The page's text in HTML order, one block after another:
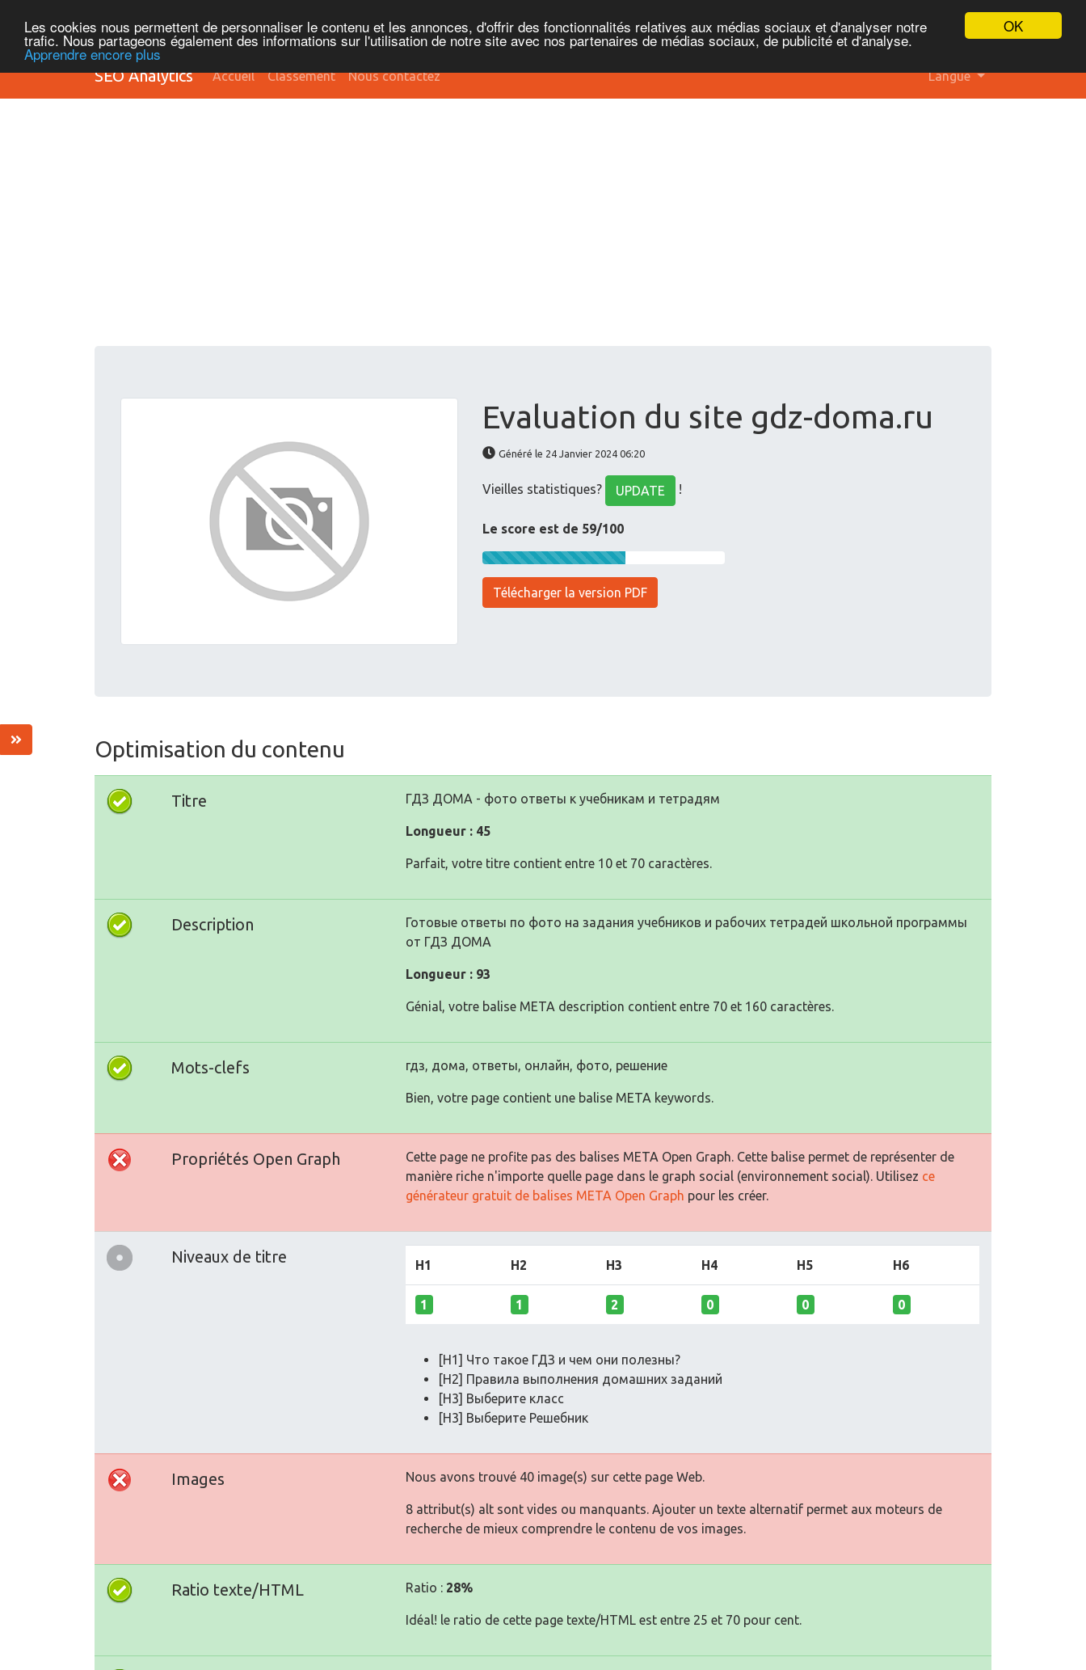
OK
Les cookies nous permettent de personnaliser le contenu et les annonces, d'offrir des fonctionnalités relatives aux médias sociaux et d'analyser notre
trafic. Nous partageons également des informations sur l'utilisation de notre site avec nos partenaires de médias sociaux, de publicité et d'analyse.
Apprendre encore plus
SEO Analytics Accueil Classement Nous contactez Langue
Evaluation du site gdz-doma.ru
Généré le 24 Janvier 2024 06:20
Vieilles statistiques? UPDATE !
Le score est de 59/100
Télécharger la version PDF
Optimisation du contenu
Titre ГДЗ ДОМА - фото ответы к учебникам и тетрадям
Longueur : 45
Parfait, votre titre contient entre 10 et 70 caractères.
Description
Готовые ответы по фото на задания учебников и рабочих тетрадей школьной программы
от ГДЗ ДОМА
Longueur : 93
Génial, votre balise META description contient entre 70 et 160 caractères.
Mots-clefs гдз, дома, ответы, онлайн, фото, решение
Bien, votre page contient une balise META keywords.
Propriétés Open Graph
Cette page ne profite pas des balises META Open Graph. Cette balise permet de représenter de
manière riche n'importe quelle page dans le graph social (environnement social). Utilisez ce
générateur gratuit de balises META Open Graph pour les créer.
Niveaux de titre H1 H2 H3 H4 H5 H6
1 1 2 0 0 0
[H1] Что такое ГДЗ и чем они полезны?
[H2] Правила выполнения домашних заданий
[H3] Выберите класс
[H3] Выберите Решебник
Images Nous avons trouvé 40 image(s) sur cette page Web.
8 attribut(s) alt sont vides ou manquants. Ajouter un texte alternatif permet aux moteurs de
recherche de mieux comprendre le contenu de vos images.
Ratio texte/HTML Ratio : 28%
Idéal! le ratio de cette page texte/HTML est entre 25 et 70 pour cent.